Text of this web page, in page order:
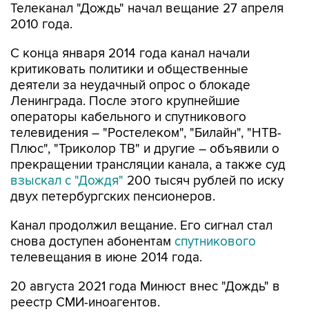
Телеканал "Дождь" начал вещание 27 апреля
2010 года.
С конца января 2014 года канал начали
критиковать политики и общественные
деятели за неудачный опрос о блокаде
Ленинграда. После этого крупнейшие
операторы кабельного и спутникового
телевидения – "Ростелеком", "Билайн", "НТВ-
Плюс", "Триколор ТВ" и другие – объявили о
прекращении трансляции канала, а также суд
взыскал с "Дождя" 200 тысяч рублей по иску
двух петербургских пенсионеров.
Канал продолжил вещание. Его сигнал стал
снова доступен абонентам спутникового
телевещания в июне 2014 года.
20 августа 2021 года Минюст внес "Дождь" в
реестр СМИ-иноагентов.